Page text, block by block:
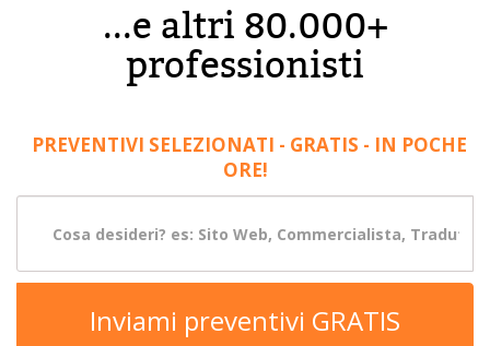
...e altri 80.000+
professionisti
PREVENTIVI SELEZIONATI - GRATIS - IN POCHE
ORE!
Inviami preventivi GRATIS